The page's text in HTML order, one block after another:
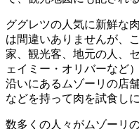
ググレツの人気に新鮮な
は間違いありませんが、
家、観光客、地元の人、
ェイミー・オリバーなど
沿いにあるムゾーリの店
などを持って肉を試食し
数多くの人々がムゾーリ